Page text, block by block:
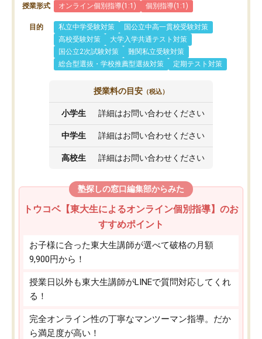
授業形式 オンライン個別指導(1:1) 個別指導(1:1)
目的 私立中学受験対策
国公立中高一貫校受験対策
高校受験対策
大学入学共通テスト対策
国公立2次試験対策
難関私立受験対策
総合型選抜・学校推薦型選抜対策
定期テスト対策
授業料の目安 （税込）
小学生 詳細はお問い合わせください
中学生 詳細はお問い合わせください
高校生 詳細はお問い合わせください
塾探しの窓口編集部からみた
トウコベ【東大生によるオンライン個別指導】のお
すすめポイント
お子様に合った東大生講師が選べて破格の月額
9,900円から！
授業日以外も東大生講師がLINEで質問対応してくれ
る！
完全オンライン性の丁寧なマンツーマン指導。だか
ら満足度が高い！